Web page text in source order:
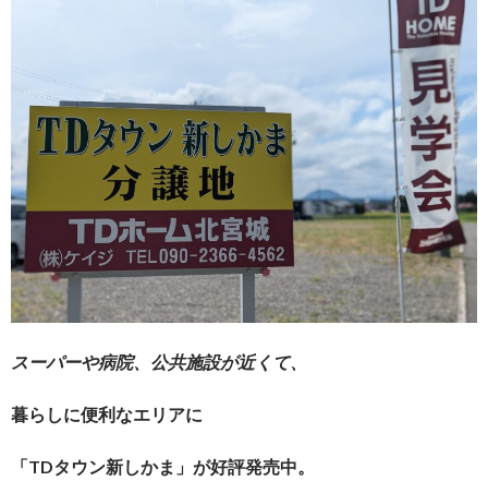
スーパーや病院、公共施設が近くて、
暮らしに便利なエリアに
「TDタウン新しかま」が好評発売中。